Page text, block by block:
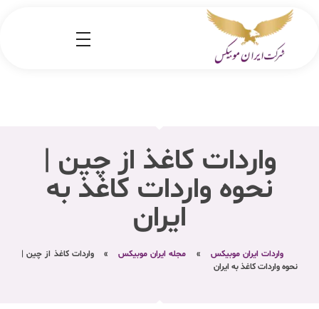
واردات کاغذ از چین |
نحوه واردات کاغذ به
ایران
واردات ایران موبیکس » مجله ایران موبیکس »
واردات کاغذ از چین |
نحوه واردات کاغذ به ایران